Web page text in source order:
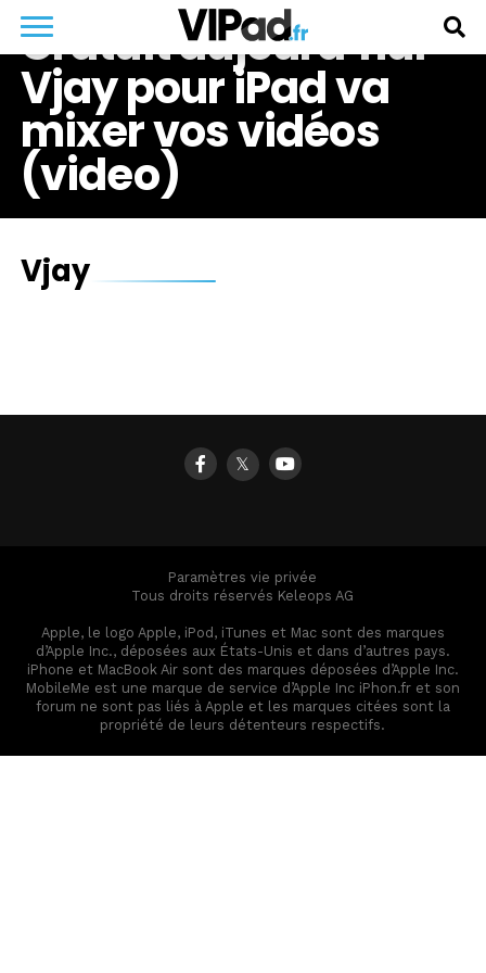
Gratuit aujourd’hui –
Vjay pour iPad va
mixer vos vidéos
(video)
Vjay
𝕏
Paramètres vie privée
Tous droits réservés Keleops AG
Apple, le logo Apple, iPod, iTunes et Mac sont des marques
d’Apple Inc., déposées aux États-Unis et dans d’autres pays.
iPhone et MacBook Air sont des marques déposées d’Apple Inc.
MobileMe est une marque de service d’Apple Inc iPhon.fr et son
forum ne sont pas liés à Apple et les marques citées sont la
propriété de leurs détenteurs respectifs.